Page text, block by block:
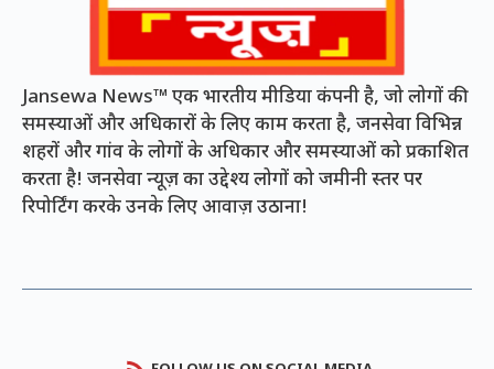
Jansewa News™ एक भारतीय मीडिया कंपनी है, जो लोगों की
समस्याओं और अधिकारों के लिए काम करता है, जनसेवा विभिन्न
शहरों और गांव के लोगों के अधिकार और समस्याओं को प्रकाशित
करता है! जनसेवा न्यूज़ का उद्देश्य लोगों को जमीनी स्तर पर
रिपोर्टिंग करके उनके लिए आवाज़ उठाना!